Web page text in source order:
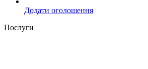
Додати оголошення
Послуги